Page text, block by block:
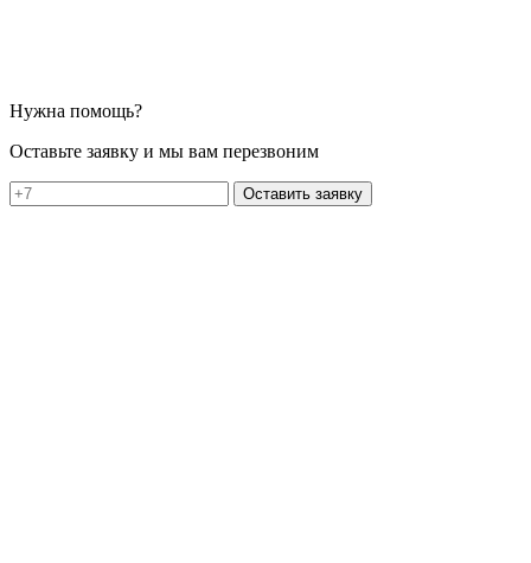
Нужна помощь?
Оставьте заявку и мы вам перезвоним
Оставить заявку